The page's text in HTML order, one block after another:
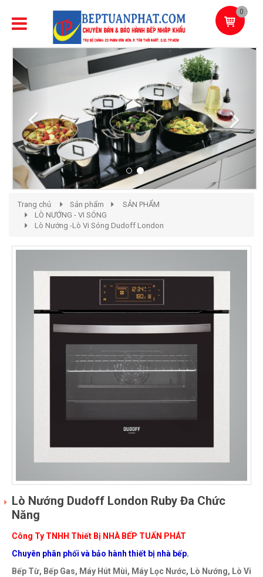
0
Previous
Trang chủ Sản phẩm
SẢN PHẨM
LÒ NƯỚNG - VI SÓNG
Lò Nướng -Lò Vi Sóng Dudoff London
Lò Nướng Dudoff London Ruby Đa Chức
Năng
Công Ty TNHH Thiết Bị NHÀ BẾP TUẤN PHÁT
Chuyên phân phối và bảo hành thiết bị nhà bếp.
Bếp Từ, Bếp Gas, Máy Hút Mùi, Máy Lọc Nước, Lò Nướng, Lò Vi